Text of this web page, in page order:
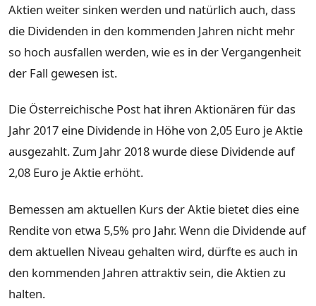
Aktien weiter sinken werden und natürlich auch, dass
die Dividenden in den kommenden Jahren nicht mehr
so hoch ausfallen werden, wie es in der Vergangenheit
der Fall gewesen ist.
Die Österreichische Post hat ihren Aktionären für das
Jahr 2017 eine Dividende in Höhe von 2,05 Euro je Aktie
ausgezahlt. Zum Jahr 2018 wurde diese Dividende auf
2,08 Euro je Aktie erhöht.
Bemessen am aktuellen Kurs der Aktie bietet dies eine
Rendite von etwa 5,5% pro Jahr. Wenn die Dividende auf
dem aktuellen Niveau gehalten wird, dürfte es auch in
den kommenden Jahren attraktiv sein, die Aktien zu
halten.